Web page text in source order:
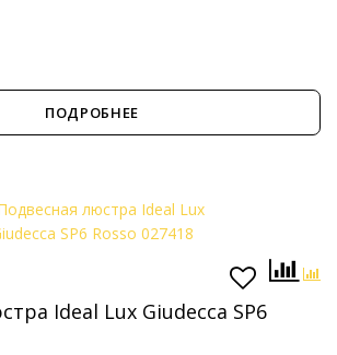
ПОДРОБНЕЕ
Ideal Lux Giudecca SP6